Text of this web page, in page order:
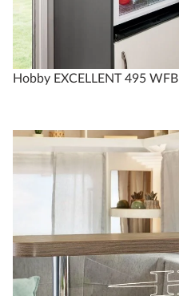
Hobby EXCELLENT 495 WFB